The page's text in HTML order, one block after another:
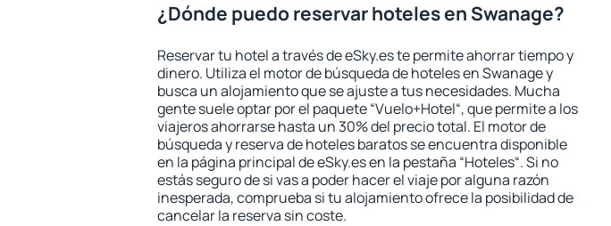
¿Dónde puedo reservar hoteles en Swanage?
Reservar tu hotel a través de eSky.es te permite ahorrar tiempo y
dinero. Utiliza el motor de búsqueda de hoteles en Swanage y
busca un alojamiento que se ajuste a tus necesidades. Mucha
gente suele optar por el paquete “Vuelo+Hotel“, que permite a los
viajeros ahorrarse hasta un 30% del precio total. El motor de
búsqueda y reserva de hoteles baratos se encuentra disponible
en la página principal de eSky.es en la pestaña “Hoteles“. Si no
estás seguro de si vas a poder hacer el viaje por alguna razón
inesperada, comprueba si tu alojamiento ofrece la posibilidad de
cancelar la reserva sin coste.